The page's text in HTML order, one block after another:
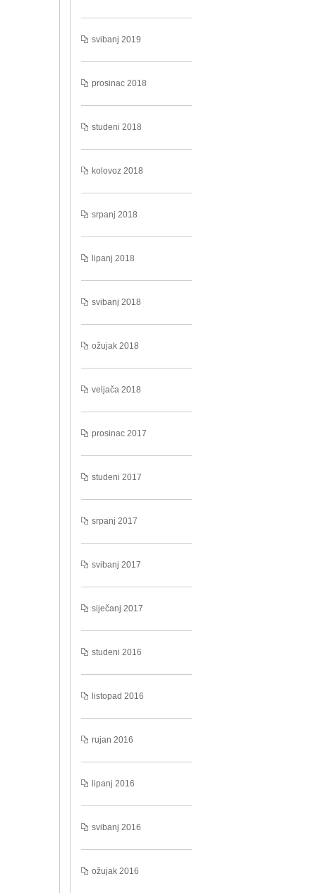
svibanj 2019
prosinac 2018
studeni 2018
kolovoz 2018
srpanj 2018
lipanj 2018
svibanj 2018
ožujak 2018
veljača 2018
prosinac 2017
studeni 2017
srpanj 2017
svibanj 2017
siječanj 2017
studeni 2016
listopad 2016
rujan 2016
lipanj 2016
svibanj 2016
ožujak 2016